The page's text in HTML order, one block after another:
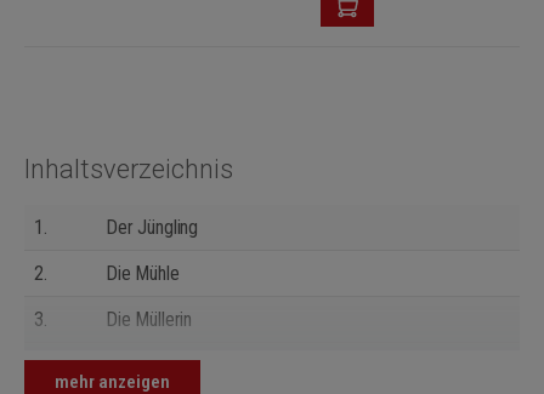
Inhaltsverzeichnis
1.
Der Jüngling
2.
Die Mühle
3.
Die Müllerin
4.
Unruhe
mehr anzeigen